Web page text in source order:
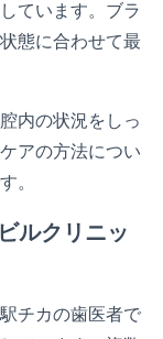
ています。ブラ
態に合わせて最
内の状況をしっ
アの方法につい
。
ルクリニッ
チカの歯医者で